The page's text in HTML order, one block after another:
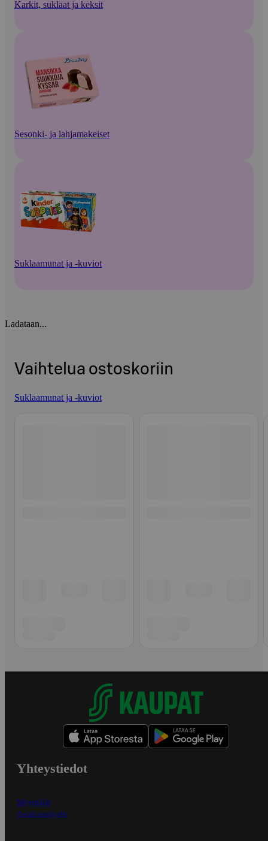
Karkit, suklaat ja keksit
Sesonki- ja lahjamakeiset
Suklaamunat ja -kuviot
Ladataan...
Vaihtelua ostoskoriin
Suklaamunat ja -kuviot
Yhteystiedot
Myymälät
Asiakaspalvelu